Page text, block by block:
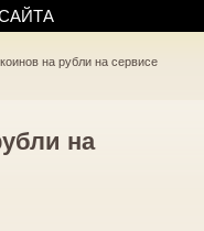
на рубли на сервисе
на